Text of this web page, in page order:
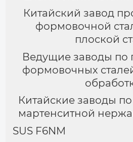
Китайский завод
формовочной
плоской
Ведущие заводы по
формовочных
Китайские заводы
мартенситной
SUS F6NM